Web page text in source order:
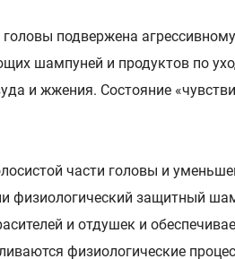
подвержена
шампуней и продуктов по
и жжения. Состояние
части головы и
физиологический защитный
и отдушек и
физиологические